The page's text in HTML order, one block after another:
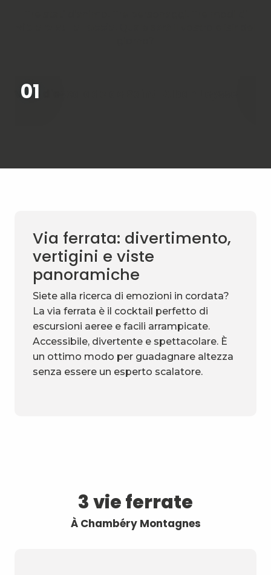
01
Voie d'escalade de Saint-Alban Leysse
Via ferrata: divertimento,
vertigini e viste
panoramiche
Siete alla ricerca di emozioni in cordata?
La via ferrata è il cocktail perfetto di
escursioni aeree e facili arrampicate.
Accessibile, divertente e spettacolare. È
un ottimo modo per guadagnare altezza
senza essere un esperto scalatore.
3 vie ferrate
À Chambéry Montagnes